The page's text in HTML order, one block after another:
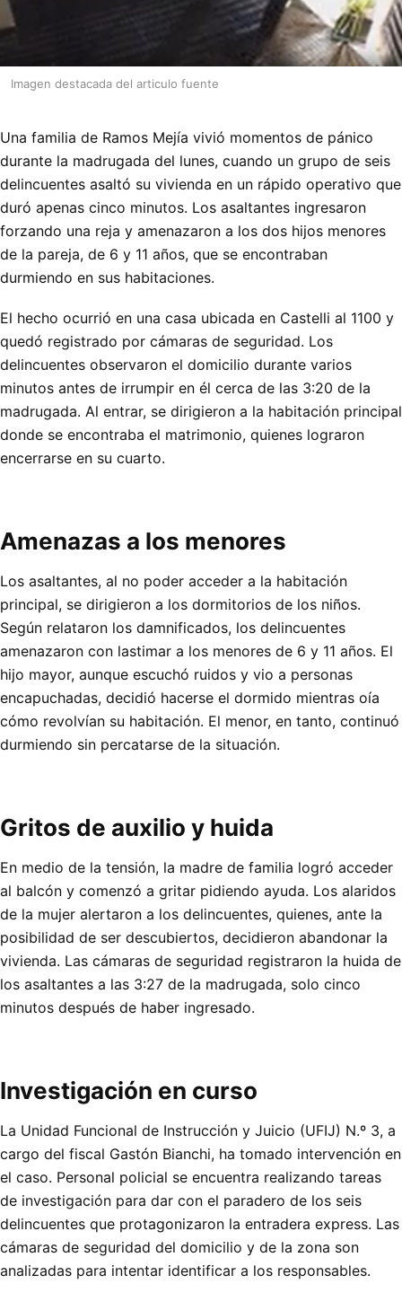
Imagen destacada del articulo fuente
Una familia de Ramos Mejía vivió momentos de pánico
durante la madrugada del lunes, cuando un grupo de seis
delincuentes asaltó su vivienda en un rápido operativo que
duró apenas cinco minutos. Los asaltantes ingresaron
forzando una reja y amenazaron a los dos hijos menores
de la pareja, de 6 y 11 años, que se encontraban
durmiendo en sus habitaciones.
El hecho ocurrió en una casa ubicada en Castelli al 1100 y
quedó registrado por cámaras de seguridad. Los
delincuentes observaron el domicilio durante varios
minutos antes de irrumpir en él cerca de las 3:20 de la
madrugada. Al entrar, se dirigieron a la habitación principal
donde se encontraba el matrimonio, quienes lograron
encerrarse en su cuarto.
Amenazas a los menores
Los asaltantes, al no poder acceder a la habitación
principal, se dirigieron a los dormitorios de los niños.
Según relataron los damnificados, los delincuentes
amenazaron con lastimar a los menores de 6 y 11 años. El
hijo mayor, aunque escuchó ruidos y vio a personas
encapuchadas, decidió hacerse el dormido mientras oía
cómo revolvían su habitación. El menor, en tanto, continuó
durmiendo sin percatarse de la situación.
Gritos de auxilio y huida
En medio de la tensión, la madre de familia logró acceder
al balcón y comenzó a gritar pidiendo ayuda. Los alaridos
de la mujer alertaron a los delincuentes, quienes, ante la
posibilidad de ser descubiertos, decidieron abandonar la
vivienda. Las cámaras de seguridad registraron la huida de
los asaltantes a las 3:27 de la madrugada, solo cinco
minutos después de haber ingresado.
Investigación en curso
La Unidad Funcional de Instrucción y Juicio (UFIJ) N.º 3, a
cargo del fiscal Gastón Bianchi, ha tomado intervención en
el caso. Personal policial se encuentra realizando tareas
de investigación para dar con el paradero de los seis
delincuentes que protagonizaron la entradera express. Las
cámaras de seguridad del domicilio y de la zona son
analizadas para intentar identificar a los responsables.